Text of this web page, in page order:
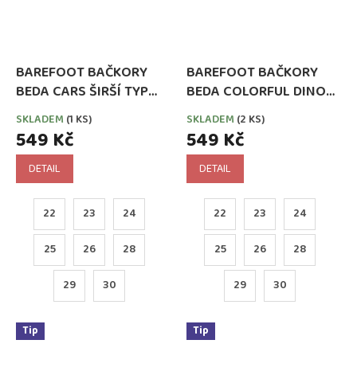
BAREFOOT BAČKORY
BEDA CARS ŠIRŠÍ TYP
NOVÝ STŘIH (BFN-
170020/W)
SKLADEM (1 KS)
549 Kč
DETAIL
22 23 24
25 26 28
29 30
BAREFOOT BAČKORY
BEDA COLORFUL DINOS
ŠIRŠÍ TYP NOVÝ STŘIH
(BFN-170020/W)
SKLADEM (2 KS)
549 Kč
DETAIL
22 23 24
25 26 28
29 30
Tip Tip